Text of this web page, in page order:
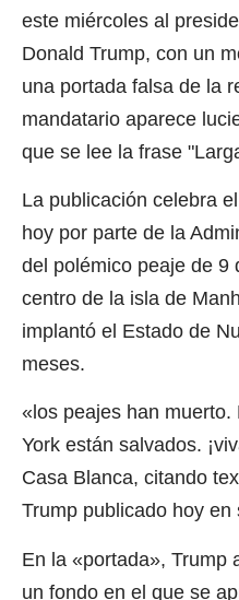
este miércoles al
Donald Trump, con un
una portada falsa de la
mandatario aparece
que se lee la frase
La publicación celebra
hoy por parte de la
del polémico peaje de 9
centro de la isla de
implantó el Estado de
meses.
«los peajes han
York están salvados.
Casa Blanca, citando
Trump publicado hoy en
En la «portada», Trump
un fondo en el que se